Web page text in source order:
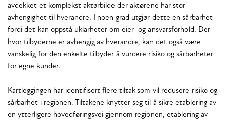
avdekket et komplekst aktørbilde der aktørene har stor
avhengighet til hverandre. I noen grad utgjør dette en sårbarhet
fordi det kan oppstå uklarheter om eier- og ansvarsforhold. Der
hvor tilbyderne er avhengig av hverandre, kan det også være
vanskelig for den enkelte tilbyder å vurdere risiko og sårbarheter
for egne kunder.
Kartleggingen har identifisert flere tiltak som vil redusere risiko og
sårbarhet i regionen. Tiltakene knytter seg til å sikre etablering av
en ytterligere hovedføringsvei gjennom regionen, etablering av